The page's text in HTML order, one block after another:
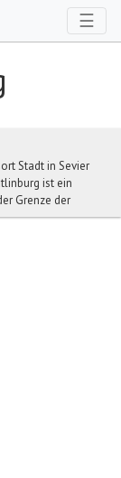
☰
Stadt in Sevier
ist ein
Grenze der